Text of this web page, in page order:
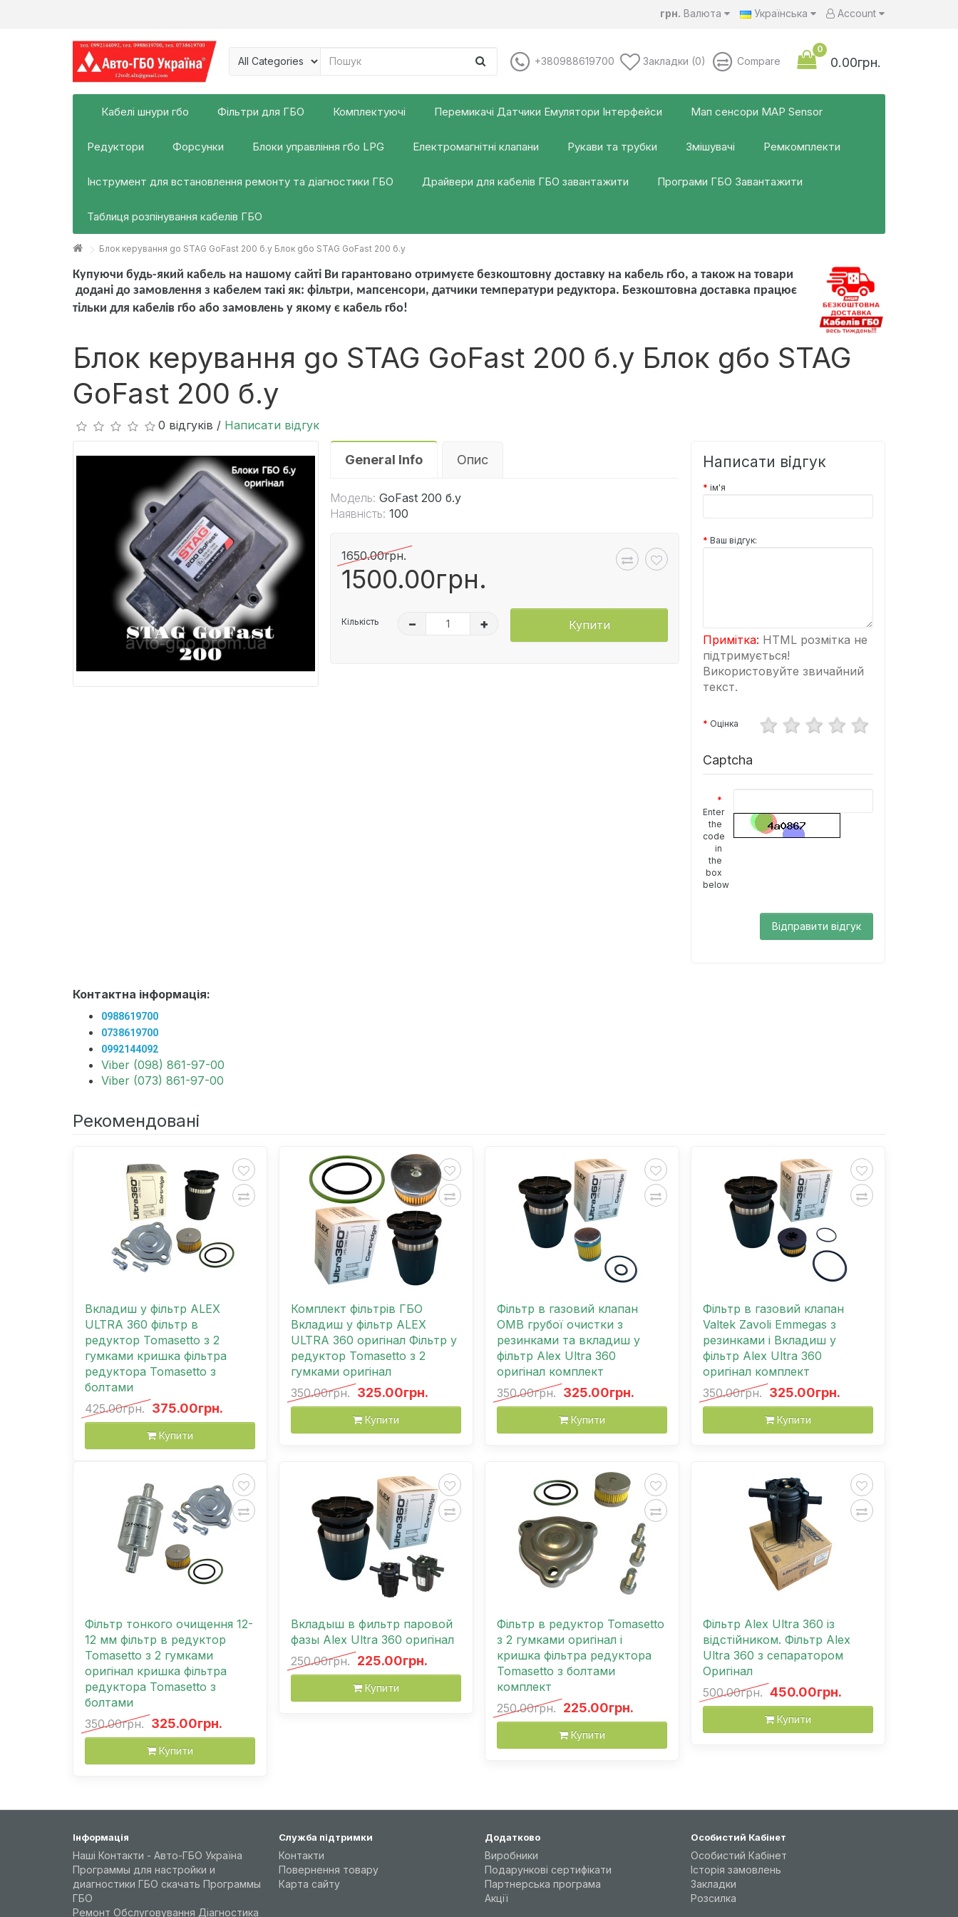
грн. Валюта Українська Account
+380988619700 Закладки (0) Compare
0
0.00грн.
Кабелі шнури гбо Фільтри для ГБО Комплектуючі Перемикачі Датчики Емулятори Інтерфейси Мап сенсори MAP Sensor
Редуктори Форсунки Блоки управління гбо LPG Електромагнітні клапани Рукави та трубки Змішувачі Ремкомплекти
Інструмент для встановлення ремонту та діагностики ГБО Драйвери для кабелів ГБО завантажити Програми ГБО Завантажити
Таблиця розпінування кабелів ГБО
Блок керування go STAG GoFast 200 б.у Блок gбо STAG GoFast 200 б.у
Купуючи будь-який кабель на нашому сайті Ви гарантовано отримуєте безкоштовну доставку на кабель гбо, а також на товари
додані до замовлення з кабелем такі як: фільтри, мапсенсори, датчики температури редуктора. Безкоштовна доставка працює
тільки для кабелів гбо або замовлень у якому є кабель гбо!
Блок керування go STAG GoFast 200 б.у Блок gбо STAG
GoFast 200 б.у
0 відгуків / Написати відгук
General Info Опис
Модель: GoFast 200 б.у
Наявність: 100
1650.00грн.
1500.00грн.
Кількість – + Купити
Написати відгук
ім'я
Ваш відгук:
Примітка: HTML розмітка не
підтримується!
Використовуйте звичайний
текст.
Оцінка
Captcha
Enter
the
code
in
the
box
below
Відправити відгук
Контактна інформація:
0988619700
0738619700
0992144092
Viber (098) 861-97-00
Viber (073) 861-97-00
Рекомендовані
Вкладиш у фільтр ALEX
ULTRA 360 фільтр в
редуктор Tomasetto з 2
гумками кришка фільтра
редуктора Tomasetto з
болтами
425.00грн. 375.00грн.
Купити
Комплект фільтрів ГБО
Вкладиш у фільтр ALEX
ULTRA 360 оригінал Фільтр у
редуктор Tomasetto з 2
гумками оригінал
350.00грн. 325.00грн.
Купити
Фільтр в газовий клапан
OMB грубої очистки з
резинками та вкладиш у
фільтр Alex Ultra 360
оригінал комплект
350.00грн. 325.00грн.
Купити
Фільтр в газовий клапан
Valtek Zavoli Emmegas з
резинками і Вкладиш у
фільтр Alex Ultra 360
оригінал комплект
350.00грн. 325.00грн.
Купити
Фільтр тонкого очищення 12-
12 мм фільтр в редуктор
Tomasetto з 2 гумками
оригінал кришка фільтра
редуктора Tomasetto з
болтами
350.00грн. 325.00грн.
Купити
Вкладыш в фильтр паровой
фазы Аlex Ultra 360 оригінал
250.00грн. 225.00грн.
Купити
Фільтр в редуктор Tomasetto
з 2 гумками оригінал і
кришка фільтра редуктора
Tomasetto з болтами
комплект
250.00грн. 225.00грн.
Купити
Фільтр Alex Ultra 360 із
відстійником. Фільтр Alex
Ultra 360 з сепаратором
Оригінал
500.00грн. 450.00грн.
Купити
Інформація
Наші Контакти - Авто-ГБО Україна
Программы для настройки и
диагностики ГБО скачать Программы
ГБО
Ремонт Обслуговування Діагностика
Служба підтримки
Контакти
Повернення товару
Карта сайту
Додатково
Виробники
Подарункові сертифікати
Партнерська програма
Акції
Особистий Кабінет
Особистий Кабінет
Історія замовлень
Закладки
Розсилка